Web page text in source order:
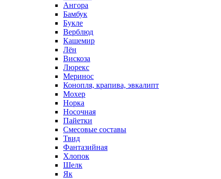
Ангора
Бамбук
Букле
Верблюд
Кашемир
Лён
Вискоза
Люрекс
Меринос
Конопля, крапива, эвкалипт
Мохер
Норка
Носочная
Пайетки
Смесовые составы
Твид
Фантазийная
Хлопок
Шелк
Як